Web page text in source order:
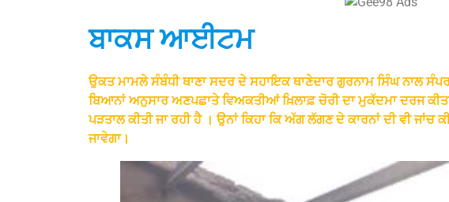
ਬਾਕਸ ਆਈਟਮ
ਉਕਤ ਮਾਮਲੇ ਸੰਬੰਧੀ ਥਾਣਾ ਸਦਰ ਦੇ ਸਹਾਇਕ ਥਾਣੇਦਾਰ ਗੁਰਨਾਮ ਸਿੰਘ ਨਾਲ
ਬਿਆਨਾਂ ਅਨੁਸਾਰ ਅਣਪਛਾਤੇ ਵਿਅਕਤੀਆਂ ਖ਼ਿਲਾਫ਼ ਚੋਰੀ ਦਾ ਮੁਕੱਦਮਾ ਦਰਜ
ਪੜਤਾਲ ਕੀਤੀ ਜਾ ਰਹੀ ਹੈ । ਉਨਾਂ ਕਿਹਾ ਕਿ ਅੱਗ ਲੱਗਣ ਦੇ ਕਾਰਨਾਂ ਦੀ ਵੀ ਜਾਂਚ
ਜਾਵੇਗਾ।